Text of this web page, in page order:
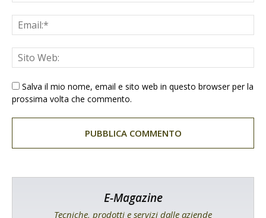
Salva il mio nome, email e sito web in questo browser per la
prossima volta che commento.
E-Magazine
Tecniche, prodotti e servizi dalle aziende